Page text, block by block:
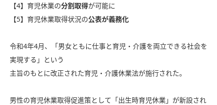
【4】育児休業の分割取得が可能に
【5】育児休業取得状況の公表が義務化
令和4年4月、「男女ともに仕事と育児・介護を両立できる社会を
実現する」という
主旨のもとに改正された育児・介護休業法が施行された。
男性の育児休業取得促進策として「出生時育児休業」が新設され